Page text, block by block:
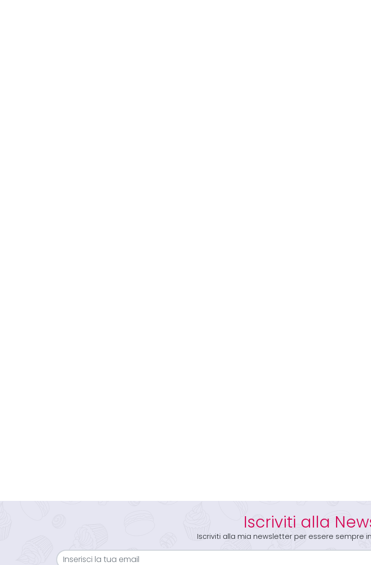
Iscriviti alla
Iscriviti alla mia newsletter per essere sempre